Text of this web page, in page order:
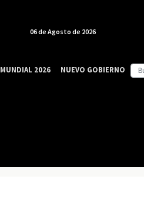
06 de Agosto de 2026
MUNDIAL 2026 NUEVO GOBIERNO